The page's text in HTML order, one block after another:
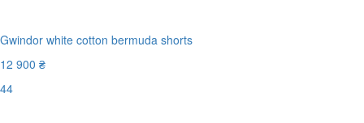
Gwindor white cotton bermuda shorts
12 900 ₴
44